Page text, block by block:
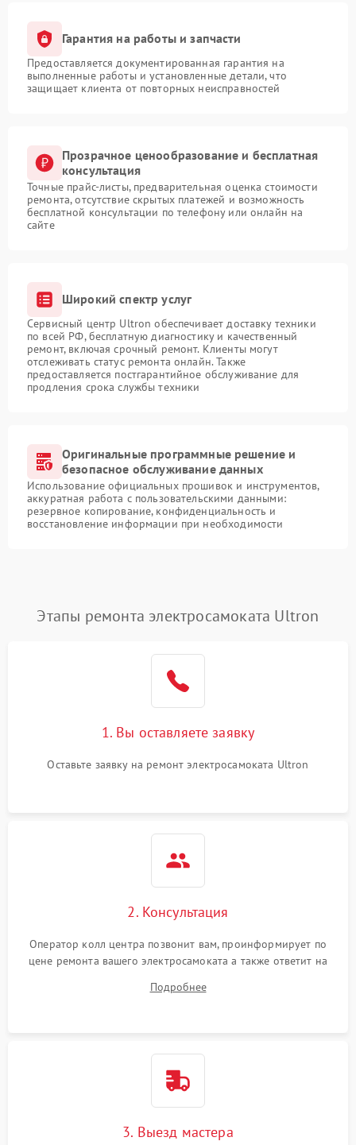
Гарантия на работы и запчасти
Предоставляется документированная гарантия на
выполненные работы и установленные детали, что
защищает клиента от повторных неисправностей
Прозрачное ценообразование и бесплатная
консультация
Точные прайс-листы, предварительная оценка стоимости
ремонта, отсутствие скрытых платежей и возможность
бесплатной консультации по телефону или онлайн на
сайте
Широкий спектр услуг
Сервисный центр Ultron обеспечивает доставку техники
по всей РФ, бесплатную диагностику и качественный
ремонт, включая срочный ремонт. Клиенты могут
отслеживать статус ремонта онлайн. Также
предоставляется постгарантийное обслуживание для
продления срока службы техники
Оригинальные программные решение и
безопасное обслуживание данных
Использование официальных прошивок и инструментов,
аккуратная работа с пользовательскими данными:
резервное копирование, конфиденциальность и
восстановление информации при необходимости
Этапы ремонта электросамоката Ultron
1. Вы оставляете заявку
Оставьте заявку на ремонт электросамоката Ultron
2. Консультация
Оператор колл центра позвонит вам, проинформирует по
цене ремонта вашего электросамоката а также ответит на
Подробнее
3. Выезд мастера